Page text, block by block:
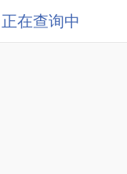
正在查询中